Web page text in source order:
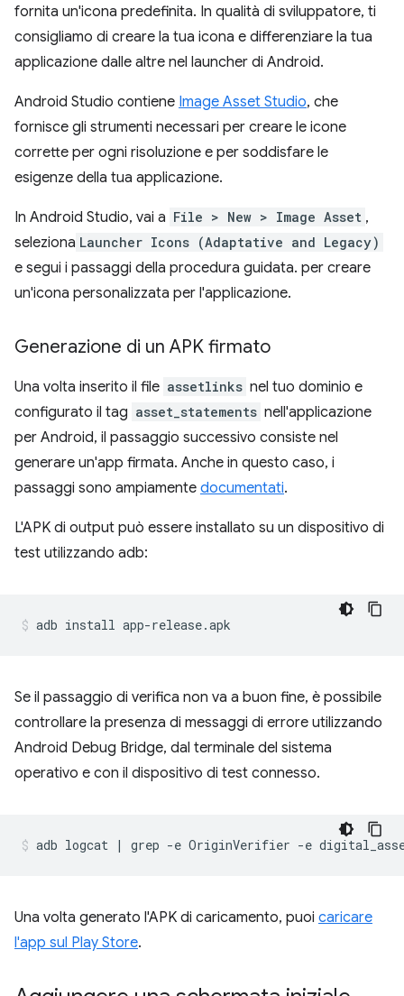
fornita un'icona predefinita. In qualità di sviluppatore, ti
consigliamo di creare la tua icona e differenziare la tua
applicazione dalle altre nel launcher di Android.
Android Studio contiene Image Asset Studio, che
fornisce gli strumenti necessari per creare le icone
corrette per ogni risoluzione e per soddisfare le
esigenze della tua applicazione.
In Android Studio, vai a File > New > Image Asset ,
seleziona Launcher Icons (Adaptative and Legacy)
e segui i passaggi della procedura guidata. per creare
un'icona personalizzata per l'applicazione.
Generazione di un APK firmato
Una volta inserito il file assetlinks nel tuo dominio e
configurato il tag asset_statements nell'applicazione
per Android, il passaggio successivo consiste nel
generare un'app firmata. Anche in questo caso, i
passaggi sono ampiamente documentati.
L'APK di output può essere installato su un dispositivo di
test utilizzando adb:
Se il passaggio di verifica non va a buon fine, è possibile
controllare la presenza di messaggi di errore utilizzando
Android Debug Bridge, dal terminale del sistema
operativo e con il dispositivo di test connesso.
Una volta generato l'APK di caricamento, puoi caricare
l'app sul Play Store.